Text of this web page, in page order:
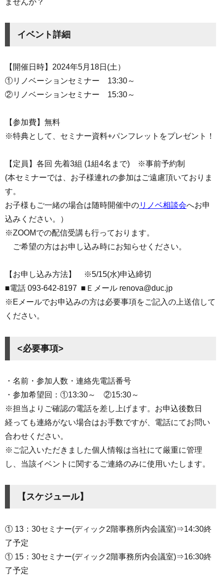
イベント詳細
【開催日時】2024年5月18日(土）
①リノベーションセミナー 13:30～
②リノベーションセミナー 15:30～
【参加費】無料
※特典として、セミナー資料+パンフレットをプレゼント！
【定員】各回 先着3組 (1組4名まで) ※事前予約制
(本セミナーでは、お子様連れの参加はご遠慮頂いておりま
す。
お子様もご一緒の場合は随時開催中のリノベ相談会へお申
込みください。）
※ZOOMでの配信受講も行っております。
ご希望の方はお申し込み時にお知らせください。
【お申し込み方法】 ※5/15(水)申込締切
■電話 093-642-8197 ■Ｅメール renova@duc.jp
※Eメールでお申込みの方は必要事項をご記入の上送信して
ください。
<必要事項>
・名前・参加人数・連絡先電話番号
・参加希望回：①13:30～ ②15:30～
※担当よりご確認の電話を差し上げます。お申込後数日
経っても連絡がない場合はお手数ですが、電話にてお問い
合わせください。
※ご記入いただきました個人情報は当社にて厳重に管理
し、当該イベントに関するご連絡のみに使用いたします。
【スケジュール】
① 13：30セミナー(ディック2階事務所内会議室)⇒14:30終
了予定
① 15：30セミナー(ディック2階事務所内会議室)⇒16:30終
了予定